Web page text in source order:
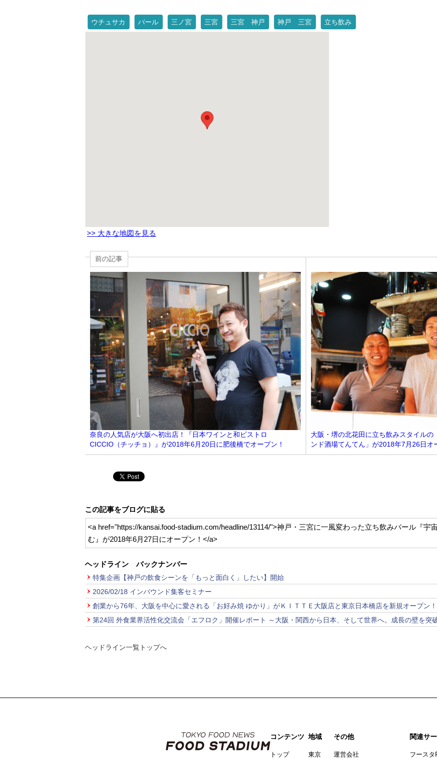
ウチュサカ バール 三ノ宮 三宮 三宮 神戸 神戸 三宮 立ち飲み
>> 大きな地図を見る
前の記事
奈良の人気店が大阪へ初出店！『日本ワインと和ビストロ
CICCIO（チッチョ）』が2018年6月20日に肥後橋でオープン！
大阪・堺の北花田に立ち飲みスタイルの
ンド酒場てんてん」が2018年7月26日オ
この記事をブログに貼る
<a href="https://kansai.food-stadium.com/headline/13114/">神戸・三宮に一風変わった立ち飲みバール『宇
む』が2018年6月27日にオープン！</a>
ヘッドライン バックナンバー
特集企画【神戸の飲食シーンを「もっと面白く」したい】開始
2026/02/18 インバウンド集客セミナー
創業から76年、大阪を中心に愛される「お好み焼 ゆかり」がＫＩＴＴＥ大阪店と東京日本橋店を新規オープン！
第24回 外食業界活性化交流会「エフロク」開催レポート ～大阪・関西から日本、そして世界へ。成長の壁を突
ヘッドライン一覧トップへ
コンテンツ
トップ
地域
東京
その他
運営会社
関連サ
フースタ